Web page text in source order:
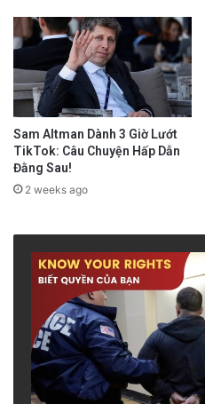
Sam Altman Dành 3 Giờ Lướt
TikTok: Câu Chuyện Hấp Dẫn
Đằng Sau!
2 weeks ago